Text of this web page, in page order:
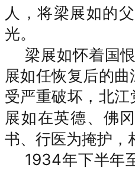
人，将梁展如的
光。
梁展如怀着国
展如任恢复后的
受严重破坏，北
展如在英德、佛
书、行医为掩护，
1934年下半年